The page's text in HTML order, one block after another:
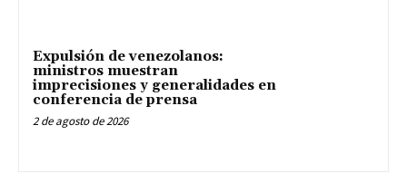
Expulsión de venezolanos:
ministros muestran
imprecisiones y generalidades en
conferencia de prensa
2 de agosto de 2026